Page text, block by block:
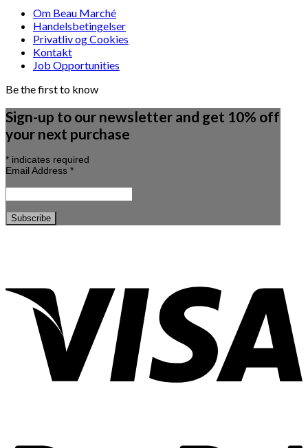
Om Beau Marché
Handelsbetingelser
Privatliv og Cookies
Kontakt
Job Opportunities
Be the first to know
Sign-up to our newsletter and get 10% off
your next purchase
* indicates required
Email Address *